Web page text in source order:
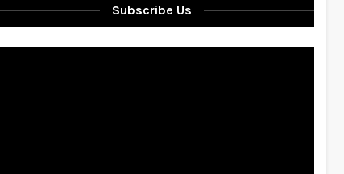
Subscribe Us